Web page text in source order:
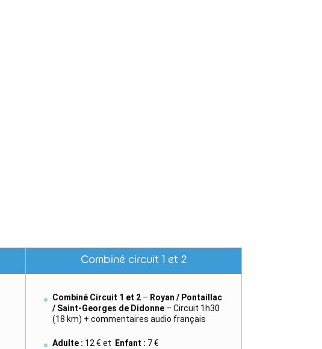
Combiné circuit 1 et 2
Combiné Circuit 1 et 2 – Royan / Pontaillac
/ Saint-Georges de Didonne – Circuit 1h30
(18 km) + commentaires audio français
Adulte : 12 € et Enfant : 7 €